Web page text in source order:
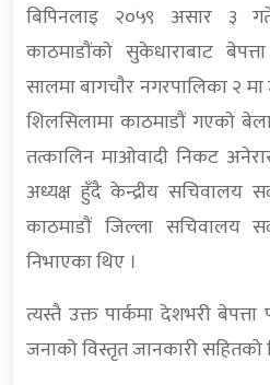
बिपिनलाइ २०५९ असार ३ गते
काठमाडाैंकाे सुकेधाराबाट
सालमा बागचाैर नगरपालिका २
शिलसिलामा काठमाडाैं गएकाे
तत्कालिन माओवादी निकट
अध्यक्ष हुँदै केन्द्रीय सचिवालय
काठमाडाैं जिल्ला सचिवालय
निभाएका थिए ।
त्यस्तै उक्त पार्कमा देशभरी
जनाको विस्तृत जानकारी